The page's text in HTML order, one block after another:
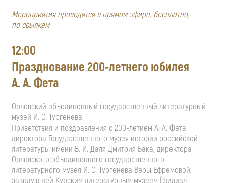
Мероприятия проводятся в прямом эфире, бесплатно,
по ссылкам
12:00
Празднование200-летнего юбилея
А. А. Фета
Орловский объединенный государственный литературный
музей И. С. Тургенева
Приветствия и поздравления с200-летием А. А. Фета
директора Государственного музея истории российской
литературы имени В. И. Даля Дмитрия Бака, директора
Орловского объединенного государственного
литературного музея И. С. Тургенева Веры Ефремовой,